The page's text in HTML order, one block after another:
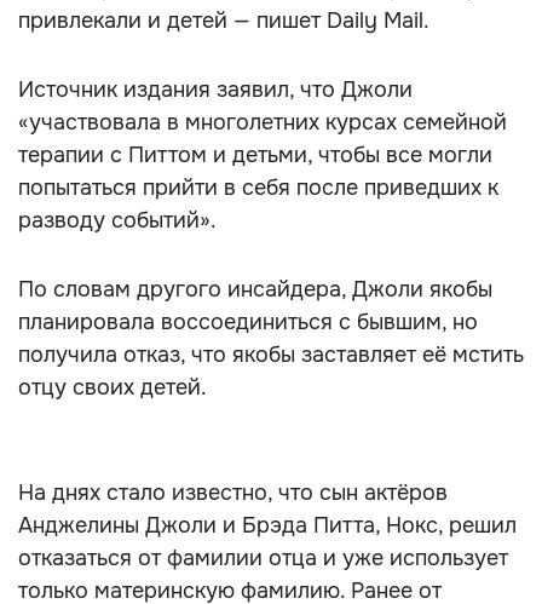
привлекали и детей — пишет Daily Mail.
Источник издания заявил, что Джоли
«участвовала в многолетних курсах семейной
терапии с Питтом и детьми, чтобы все могли
попытаться прийти в себя после приведших к
разводу событий».
По словам другого инсайдера, Джоли якобы
планировала воссоединиться с бывшим, но
получила отказ, что якобы заставляет её мстить
отцу своих детей.
На днях стало известно, что сын актёров
Анджелины Джоли и Брэда Питта, Нокс, решил
отказаться от фамилии отца и уже использует
только материнскую фамилию. Ранее от